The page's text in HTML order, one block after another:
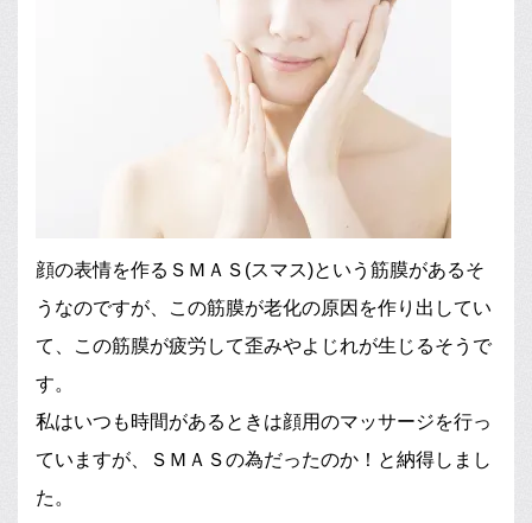
顔の表情を作るＳＭＡＳ(スマス)という筋膜があるそ
うなのですが、この筋膜が老化の原因を作り出してい
て、この筋膜が疲労して歪みやよじれが生じるそうで
す。
私はいつも時間があるときは顔用のマッサージを行っ
ていますが、ＳＭＡＳの為だったのか！と納得しまし
た。